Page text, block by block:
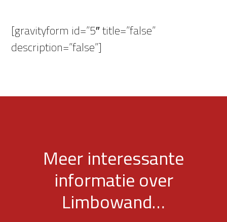
[gravityform id=”5″ title=”false”
description=”false”]
Meer interessante
informatie over
Limbowand…